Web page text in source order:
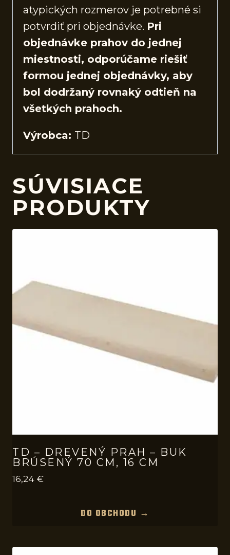
atypických rozmerov je potrebné si
potvrdiť pri objednávke. Pri
objednávke prahov do jednej
miestnosti, odporúčame riešiť
formou jednej objednávky, aby
bol dodržaný rovnaký odtieň na
všetkých prahoch.
Výrobca: TD
SÚVISIACE
PRODUKTY
TD – DREVENÝ PRAH – BUK
BRÚSENÝ 70 CM, 16 CM
16,24 €
DO OBCHODU →